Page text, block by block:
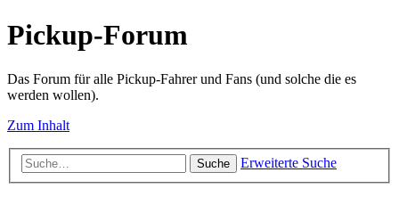
Pickup-Forum
Das Forum für alle Pickup-Fahrer und Fans (und solche die es
werden wollen).
Zum Inhalt
Suche Erweiterte Suche